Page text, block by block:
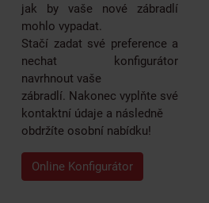
jak by vaše nové zábradlí
mohlo vypadat.
Stačí zadat své preference a
nechat konfigurátor
navrhnout vaše
zábradlí. Nakonec vyplňte své
kontaktní údaje a následně
obdržíte osobní nabídku!
Online Konfigurátor